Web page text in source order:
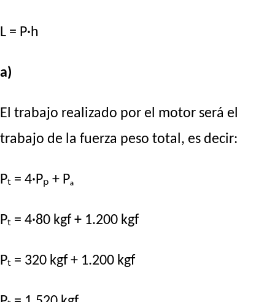
L = P·h
a)
El trabajo realizado por el motor será el
trabajo de la fuerza peso total, es decir:
Pₜ = 4·Pₚ + Pₐ
Pₜ = 4·80 kgf + 1.200 kgf
Pₜ = 320 kgf + 1.200 kgf